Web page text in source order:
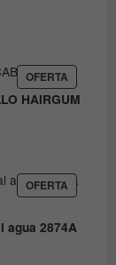
OFERTA
EN
OFERTA
HAIRGUM
OFERTA
EN
agua 2874A